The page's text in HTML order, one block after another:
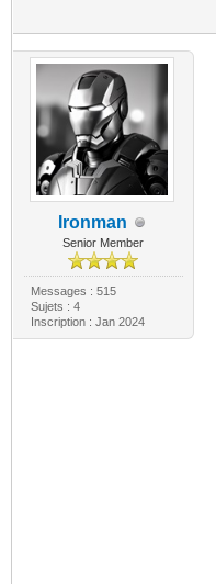
Ironman
Senior Member
Messages : 515
Sujets : 4
Inscription : Jan 2024